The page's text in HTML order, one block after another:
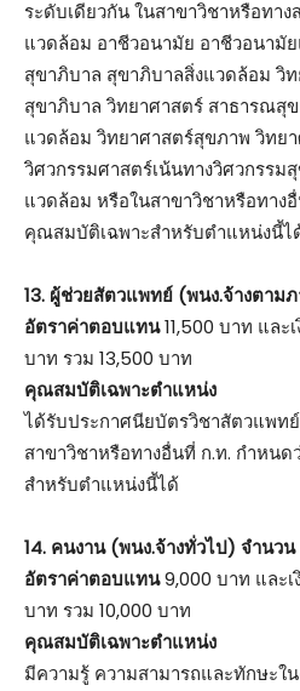
ระดับเดียวกัน ในสาขาวิชาหรือทา
แวดล้อม อาชีวอนามัย อาชีวอนามั
สุขาภิบาล สุขาภิบาลสิ่งแวดล้อม วิ
สุขาภิบาล วิทยาศาสตร์ สาธารณสุ
แวดล้อม วิทยาศาสตร์สุขภาพ วิทย
วิศวกรรมศาสตร์เน้นทางวิศวกรรม
แวดล้อม หรือในสาขาวิชาหรือทาง
คุณสมบัติเฉพาะสำหรับตำแหน่งนี้ไ
13. ผู้ช่วยสัตวแพทย์ (พนง.จ้างตาม
อัตราค่าตอบแทน11,500 บาท และ
บาท รวม 13,500 บาท
คุณสมบัติเฉพาะตำแหน่ง
ได้รับประกาศนียบัตรวิชาสัตวแพท
สาขาวิชาหรือทางอื่นที่ ก.ท. กำหน
สำหรับตำแหน่งนี้ได้
14. คนงาน (พนง.จ้างทั่วไป) จำนว
อัตราค่าตอบแทน9,000 บาท และเ
บาท รวม 10,000 บาท
คุณสมบัติเฉพาะตำแหน่ง
มีความรู้ ความสามารถและทักษะใ